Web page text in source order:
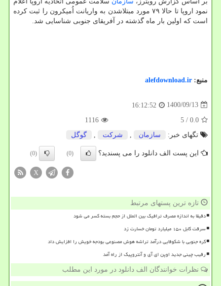
نمود اروپا تا حالا ۷۹ مورد مبتلاشدن به واریانت اُمیکرون را ثبت کرده
است که اولین بار ماه گذشته در آفریقای جنوبی شناسایی شد.
منبع: alefdownload.ir
1400/09/13
16:12:52
0.0
/ 5
1116
تگهای خبر:
سازمان , شركت , گوگل
این پست الف دانلود را می پسندید؟ (0)
(0)
X
تازه ترین پستهای مرتبط
دقیقا به اندازه مصرف ترافیک بین الملل از حجم بسته کسر می شود
سرقت کابل ۱۵۰ میلیارد تومان خسارت زد
کره جنوبی با شکوفایی درآمد تراشه هوش مصنوعی بودجه خویش را افزایش داد
رقیب چینی جدید اوپن ای آی و آنتروپیک از راه آمد
نظرات خوانندگان الف دانلود در مورد این مطلب